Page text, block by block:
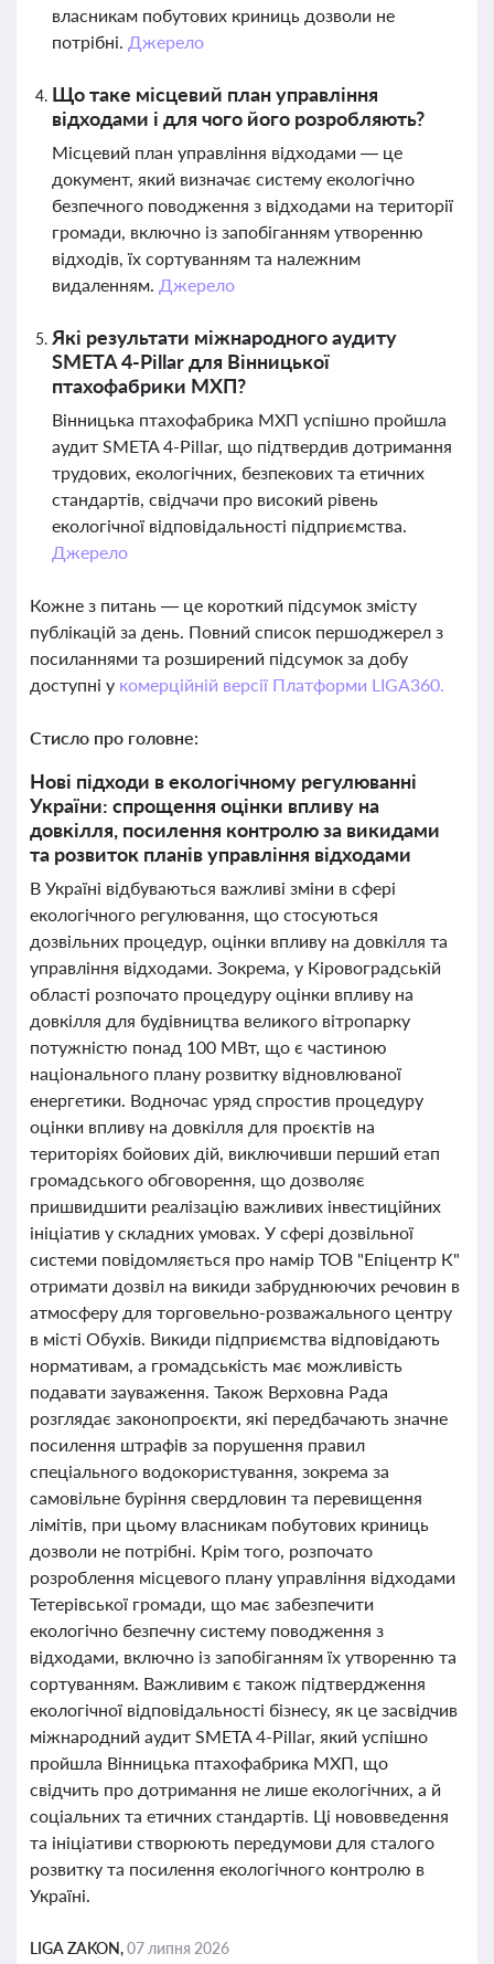
власникам побутових криниць дозволи не
потрібні. Джерело
Що таке місцевий план управління
відходами і для чого його розробляють?
Місцевий план управління відходами — це
документ, який визначає систему екологічно
безпечного поводження з відходами на території
громади, включно із запобіганням утворенню
відходів, їх сортуванням та належним
видаленням. Джерело
Які результати міжнародного аудиту
SMETA 4-Pillar для Вінницької
птахофабрики МХП?
Вінницька птахофабрика МХП успішно пройшла
аудит SMETA 4-Pillar, що підтвердив дотримання
трудових, екологічних, безпекових та етичних
стандартів, свідчачи про високий рівень
екологічної відповідальності підприємства.
Джерело
Кожне з питань — це короткий підсумок змісту
публікацій за день. Повний список першоджерел з
посиланнями та розширений підсумок за добу
доступні у комерційній версії Платформи LIGA360.
Стисло про головне:
Нові підходи в екологічному регулюванні
України: спрощення оцінки впливу на
довкілля, посилення контролю за викидами
та розвиток планів управління відходами
В Україні відбуваються важливі зміни в сфері
екологічного регулювання, що стосуються
дозвільних процедур, оцінки впливу на довкілля та
управління відходами. Зокрема, у Кіровоградській
області розпочато процедуру оцінки впливу на
довкілля для будівництва великого вітропарку
потужністю понад 100 МВт, що є частиною
національного плану розвитку відновлюваної
енергетики. Водночас уряд спростив процедуру
оцінки впливу на довкілля для проєктів на
територіях бойових дій, виключивши перший етап
громадського обговорення, що дозволяє
пришвидшити реалізацію важливих інвестиційних
ініціатив у складних умовах. У сфері дозвільної
системи повідомляється про намір ТОВ "Епіцентр К"
отримати дозвіл на викиди забруднюючих речовин в
атмосферу для торговельно-розважального центру
в місті Обухів. Викиди підприємства відповідають
нормативам, а громадськість має можливість
подавати зауваження. Також Верховна Рада
розглядає законопроєкти, які передбачають значне
посилення штрафів за порушення правил
спеціального водокористування, зокрема за
самовільне буріння свердловин та перевищення
лімітів, при цьому власникам побутових криниць
дозволи не потрібні. Крім того, розпочато
розроблення місцевого плану управління відходами
Тетерівської громади, що має забезпечити
екологічно безпечну систему поводження з
відходами, включно із запобіганням їх утворенню та
сортуванням. Важливим є також підтвердження
екологічної відповідальності бізнесу, як це засвідчив
міжнародний аудит SMETA 4-Pillar, який успішно
пройшла Вінницька птахофабрика МХП, що
свідчить про дотримання не лише екологічних, а й
соціальних та етичних стандартів. Ці нововведення
та ініціативи створюють передумови для сталого
розвитку та посилення екологічного контролю в
Україні.
LIGA ZAKON,07 липня 2026